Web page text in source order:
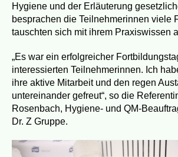
Hygiene und der Erläuterung
besprachen die Teilnehmerinnen viele
tauschten sich mit ihrem Praxiswissen
„Es war ein erfolgreicher
interessierten Teilnehmerinnen. Ich
ihre aktive Mitarbeit und den regen
untereinander gefreut“, so die
Rosenbach, Hygiene- und QM-
Dr. Z Gruppe.
45127 Essen